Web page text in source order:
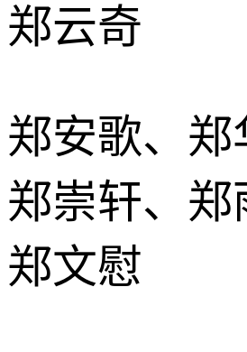
郑云奇
郑安歌、郑
郑崇轩、郑
郑文慰